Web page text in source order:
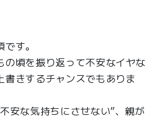
す。
の頃を振り返って不安なイヤな
書きするチャンスでもありま
安な気持ちにさせない”、親が